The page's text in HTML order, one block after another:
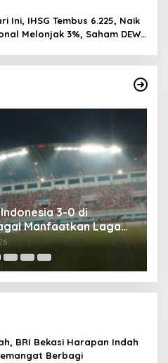
Ini, IHSG Tembus 6.225, Naik
Melonjak 3%, Saham DEWA
3-0 di
Manfaatkan Laga
BRI Bekasi Harapan Indah
Berbagi